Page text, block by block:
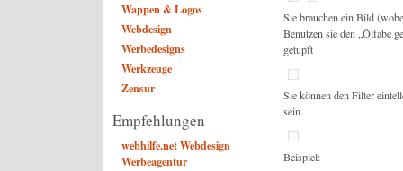
Wappen & Logos
Webdesign
Werbedesigns
Werkzeuge
Zensur
Empfehlungen
webhilfe.net Webdesign
Werbeagentur
Sie brauchen ein Bild
Benutzen sie den „Ölfabe
getupft
Sie können den Filter
sein.
Beispiel: